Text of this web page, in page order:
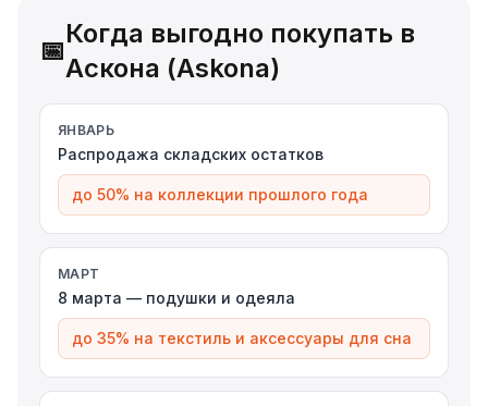
📅
Когда выгодно покупать в
Аскона (Askona)
ЯНВАРЬ
Распродажа складских остатков
до 50% на коллекции прошлого года
МАРТ
8 марта — подушки и одеяла
до 35% на текстиль и аксессуары для сна